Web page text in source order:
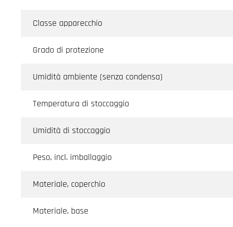
Classe apparecchio
Grado di protezione
Umidità ambiente (senza condensa)
Temperatura di stoccaggio
Umidità di stoccaggio
Peso, incl. imballaggio
Materiale, coperchio
Materiale, base